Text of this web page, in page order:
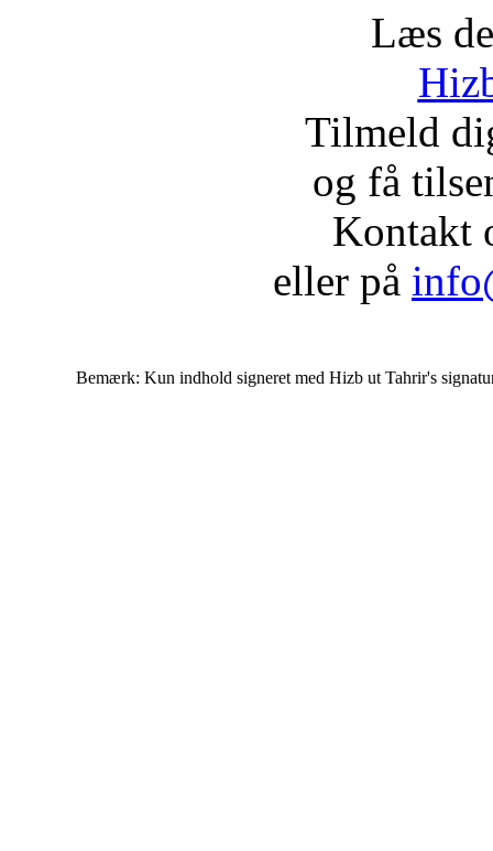
Læs
Tilmeld
og få
Kontakt
eller på
Bemærk: Kun indhold signeret med Hizb ut Tahrir's